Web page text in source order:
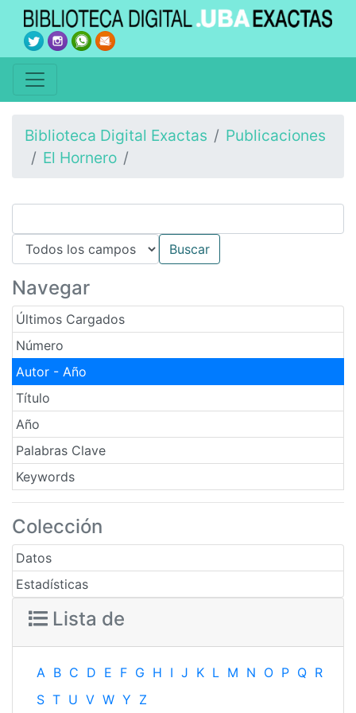
Biblioteca Digital Exactas
Publicaciones
El Hornero
Navegar
Últimos Cargados
Número
Autor - Año
Título
Año
Palabras Clave
Keywords
Colección
Datos
Estadísticas
Lista de
A B C D E F G H I J K L M N O P Q R
S T U V W Y Z